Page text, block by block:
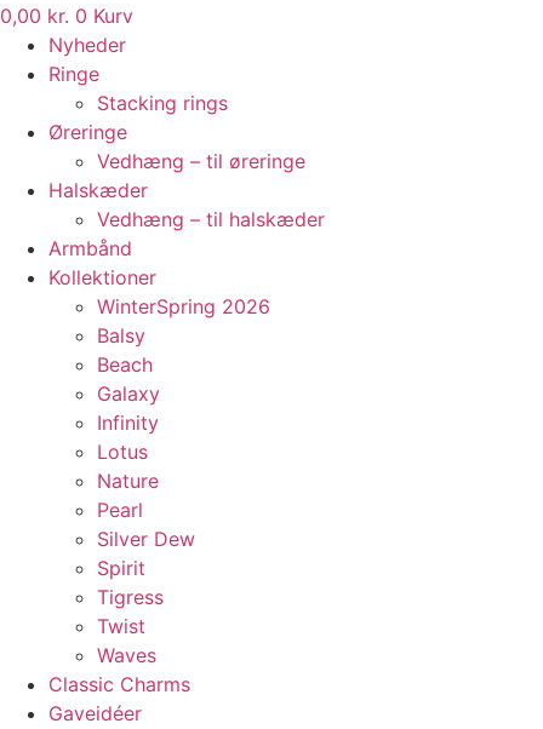
0,00 kr. 0 Kurv
Nyheder
Ringe
Stacking rings
Øreringe
Vedhæng – til øreringe
Halskæder
Vedhæng – til halskæder
Armbånd
Kollektioner
WinterSpring 2026
Balsy
Beach
Galaxy
Infinity
Lotus
Nature
Pearl
Silver Dew
Spirit
Tigress
Twist
Waves
Classic Charms
Gaveidéer